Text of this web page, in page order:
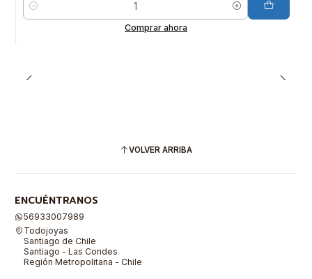
Cantidad
Comprar ahora
VOLVER ARRIBA
ENCUÉNTRANOS
56933007989
Todojoyas
Santiago de Chile
Santiago - Las Condes
Región Metropolitana - Chile